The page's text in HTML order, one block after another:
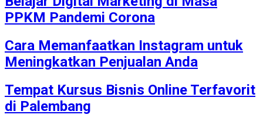
PPKM Pandemi Corona
Cara Memanfaatkan Instagram untuk
Meningkatkan Penjualan Anda
Tempat Kursus Bisnis Online Terfavorit
di Palembang